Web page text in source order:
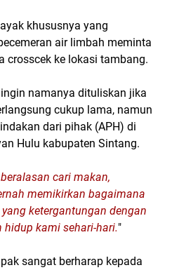
khususnya yang
air limbah meminta
crosscek ke lokasi tambang.
namanya dituliskan jika
cukup lama, namun
dari pihak (APH) di
Hulu kabupaten Sintang.
cari makan,
memikirkan bagaimana
ketergantungan dengan
kami sehari-hari."
sangat berharap kepada